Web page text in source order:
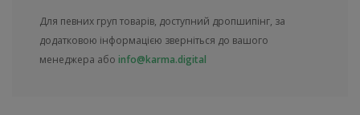
Для певних груп товарів, доступний дропшипінг, за
додатковою інформацією зверніться до вашого
менеджера або info@karma.digital